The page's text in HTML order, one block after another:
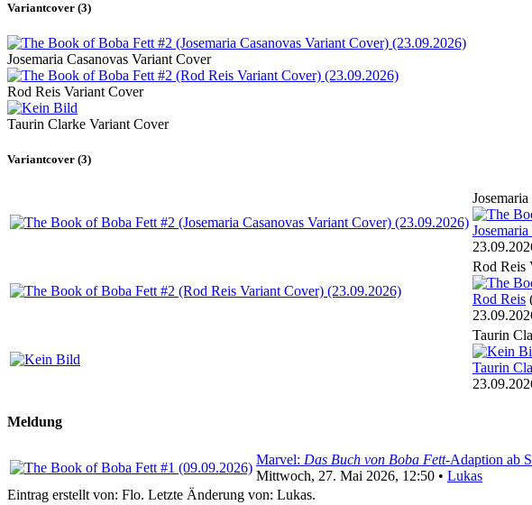
Variantcover (3)
Josemaria Casanovas Variant Cover
Rod Reis Variant Cover
Taurin Clarke Variant Cover
Variantcover (3)
Rod Reis
Rod Reis
Taurin
Taurin
Meldung
Marvel: Das Buch von Boba Fett-Adaption ab
Mittwoch, 27. Mai 2026, 12:50 • Lukas
Eintrag erstellt von: Flo. Letzte Änderung von: Lukas.